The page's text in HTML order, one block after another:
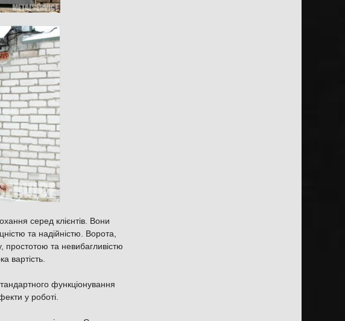
серед клієнтів. Вони
та надійністю. Ворота,
простотою та невибагливістю
вартість.
функціонування
у роботі.